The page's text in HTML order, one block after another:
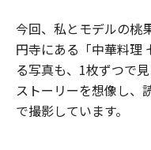
今回、私とモデルの桃
円寺にある「中華料理
る写真も、1枚ずつで
ストーリーを想像し、
で撮影しています。